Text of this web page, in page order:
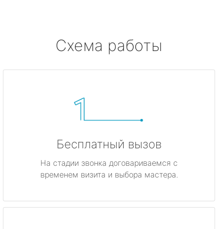
Схема работы
Бесплатный вызов
На стадии звонка договариваемся с
временем визита и выбора мастера.